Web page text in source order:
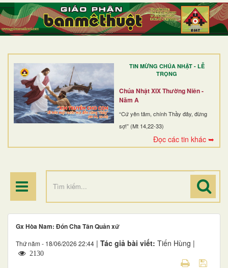
TIN MỪNG CHÚA NHẬT - LỄ
TRỌNG
Chúa Nhật XIX Thường Niên -
Năm A
“Cứ yên tâm, chính Thầy đây, đừng
sợ!” (Mt 14,22-33)
Đọc các tin khác ➥
TRANG NHẤT
GIỚI THIỆU
DÒNG TU
BAN MỤC VỤ
ĐOÀN THỂ CG
ĐIỂM HÀNH HƯƠNG
Gx Hòa Nam: Đón Cha Tân Quản xứ
Thứ năm - 18/06/2026 22:44 | Tác giả bài viết: Tiến Hùng |
2130